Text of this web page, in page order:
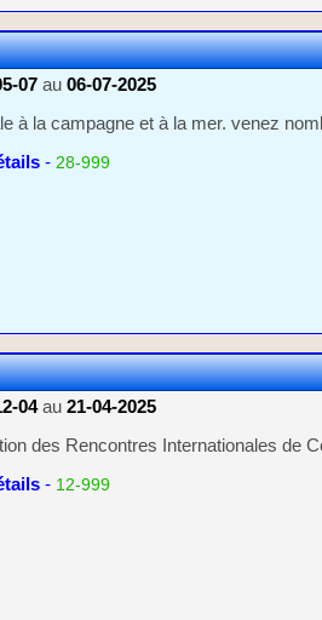
07 au 06-07-2025
à la campagne et à la mer. venez
- 28-999
04au 21-04-2025
des Rencontres Internationales de
- 12-999